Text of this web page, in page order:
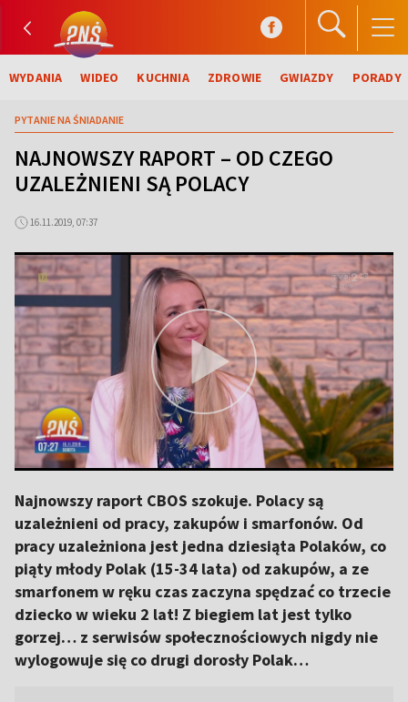
WYDANIA WIDEO KUCHNIA ZDROWIE GWIAZDY PORADY
PYTANIE NA ŚNIADANIE
NAJNOWSZY RAPORT – OD CZEGO
UZALEŻNIENI SĄ POLACY
16.11.2019, 07:37
Najnowszy raport CBOS szokuje. Polacy są
uzależnieni od pracy, zakupów i smarfonów. Od
pracy uzależniona jest jedna dziesiąta Polaków, co
piąty młody Polak (15-34 lata) od zakupów, a ze
smarfonem w ręku czas zaczyna spędzać co trzecie
dziecko w wieku 2 lat! Z biegiem lat jest tylko
gorzej… z serwisów społecznościowych nigdy nie
wylogowuje się co drugi dorosły Polak…